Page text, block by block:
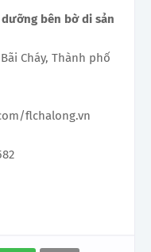
dưỡng bên bờ di sản
Cháy, Thành phố
flchalong.vn